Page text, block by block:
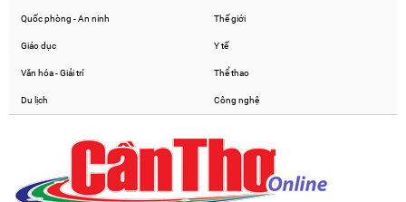
Quốc phòng - An ninh Thế giới
Giáo dục Y tế
Văn hóa - Giải trí Thể thao
Du lịch Công nghệ